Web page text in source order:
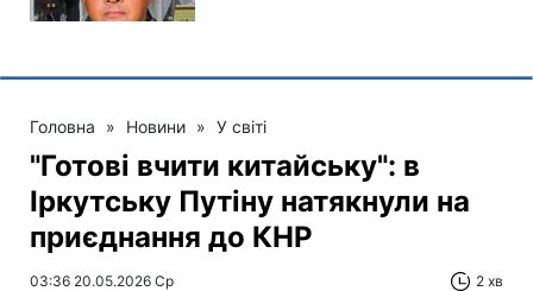
Головна » Новини » У світі
"Готові вчити китайську": в
Іркутську Путіну натякнули на
приєднання до КНР
03:36 20.05.2026 Ср 2 хв